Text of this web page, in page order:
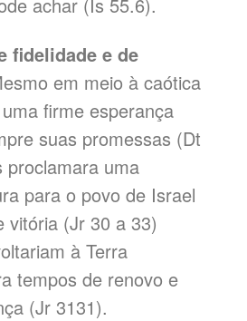
achar (Is 55.6).
fidelidade e de
em meio à caótica
firme esperança
suas promessas (Dt
proclamara uma
para o povo de Israel
vitória (Jr 30 a 33)
à Terra
tempos de renovo e
(Jr 3131).